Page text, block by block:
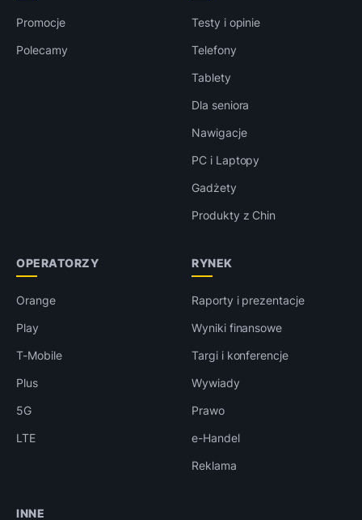
Promocje
Polecamy
Testy i opinie
Telefony
Tablety
Dla seniora
Nawigacje
PC i Laptopy
Gadżety
Produkty z Chin
OPERATORZY
Orange
Play
T-Mobile
Plus
5G
LTE
RYNEK
Raporty i prezentacje
Wyniki finansowe
Targi i konferencje
Wywiady
Prawo
e-Handel
Reklama
INNE